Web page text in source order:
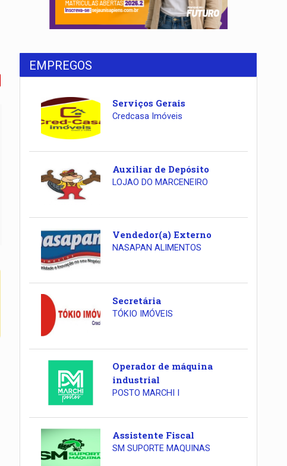
EMPREGOS
Serviços Gerais
Credcasa Imóveis
Auxiliar de Depósito
LOJAO DO MARCENEIRO
Vendedor(a) Externo
NASAPAN ALIMENTOS
Secretária
TÓKIO IMÓVEIS
Operador de máquina
industrial
POSTO MARCHI I
Assistente Fiscal
SM SUPORTE MAQUINAS